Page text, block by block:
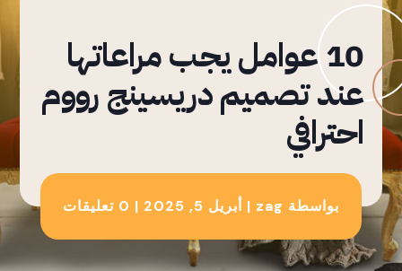
10 عوامل يجب مراعاتها
عند تصميم دريسينج رووم
احترافي
بواسطة zag
| أبريل 5, 2025 | 0 تعليقات